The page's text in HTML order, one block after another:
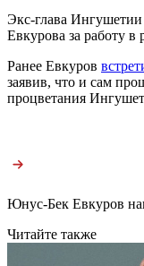
Экс-глава Ингушетии
Евкурова за работу в
Ранее Евкуров
заявив, что и сам
процветания
Юнус-Бек Евкуров
Читайте также